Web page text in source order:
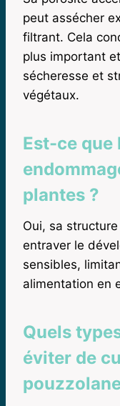
peut assécher
filtrant. Cela
plus important
sécheresse et
végétaux.
Est-ce que
plantes ?
Oui, sa
entraver le
sensibles,
alimentation en
Quels
éviter de